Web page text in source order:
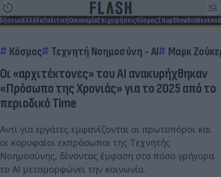
ΕλλάδαΠολιτικήΟικονομίαΕπιχειρήσειςΚόσμοςΣπορShowbizWeekend
Κόσμος Τεχνητή Νοημοσύνη - AI Μαρκ
Οι «αρχιτέκτονες» του ΑΙ ανακυρήχθηκαν
«Πρόσωπο της Χρονιάς» για το 2025 από το
περιοδικό Time
Αντί για εργάτες εμφανίζονται οι πρωτοπόροι και
οι κορυφαίοι εκπρόσωποι της Τεχνητής
Νοημοσύνης, δίνοντας έμφαση στο πόσο γρήγορα
το ΑΙ μεταμορφώνει την κοινωνία.